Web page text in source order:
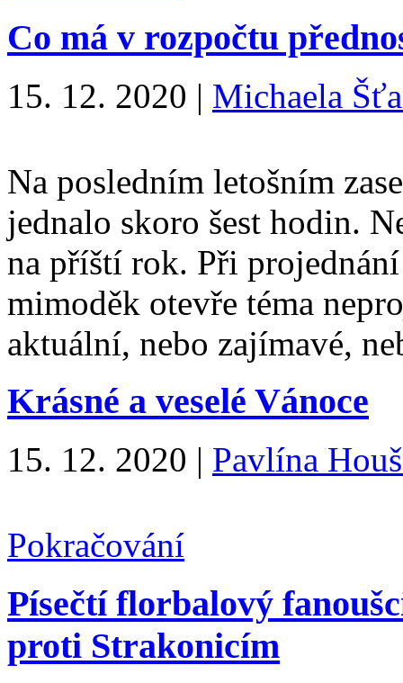
Co má v rozpočtu
15. 12. 2020 | Michaela
Na posledním letošním
jednalo skoro šest hodin.
na příští rok. Při
mimoděk otevře téma
aktuální, nebo zajímavé,
Krásné a veselé Vánoce
15. 12. 2020 | Pavlína
Pokračování
Písečtí florbalový
proti Strakonicím